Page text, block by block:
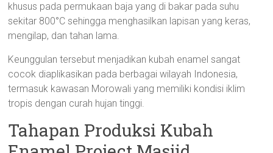
khusus pada permukaan baja yang di bakar pada suhu
sekitar 800°C sehingga menghasilkan lapisan yang keras,
mengilap, dan tahan lama.
Keunggulan tersebut menjadikan kubah enamel sangat
cocok diaplikasikan pada berbagai wilayah Indonesia,
termasuk kawasan Morowali yang memiliki kondisi iklim
tropis dengan curah hujan tinggi.
Tahapan Produksi Kubah